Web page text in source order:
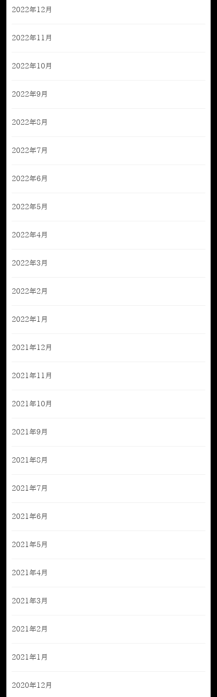
2022年12月
2022年11月
2022年10月
2022年9月
2022年8月
2022年7月
2022年6月
2022年5月
2022年4月
2022年3月
2022年2月
2022年1月
2021年12月
2021年11月
2021年10月
2021年9月
2021年8月
2021年7月
2021年6月
2021年5月
2021年4月
2021年3月
2021年2月
2021年1月
2020年12月